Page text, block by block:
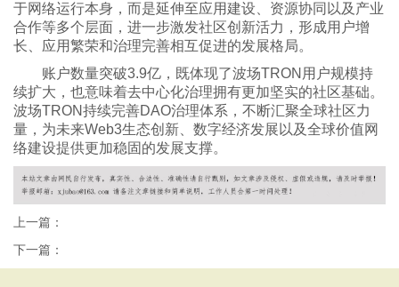
于网络运行本身，而是延伸至应用建设、资源协同以及产业
合作等多个层面，进一步激发社区创新活力，形成用户增
长、应用繁荣和治理完善相互促进的发展格局。
账户数量突破3.9亿，既体现了波场TRON用户规模持
续扩大，也意味着去中心化治理拥有更加坚实的社区基础。
波场TRON持续完善DAO治理体系，不断汇聚全球社区力
量，为未来Web3生态创新、数字经济发展以及全球价值网
络建设提供更加稳固的发展支撑。
上一篇：
下一篇：